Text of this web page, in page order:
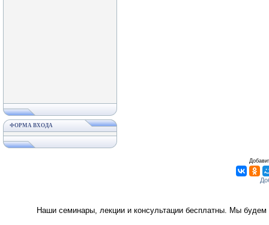
ФОРМА ВХОДА
Наши семинары, лекции и консультации бесплатны. Мы